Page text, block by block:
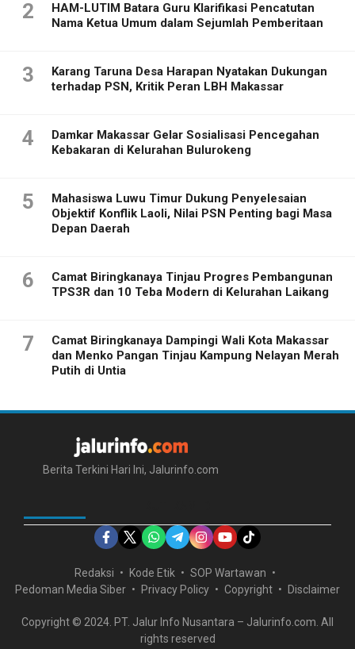
2
HAM-LUTIM Batara Guru Klarifikasi Pencatutan
Nama Ketua Umum dalam Sejumlah Pemberitaan
3
Karang Taruna Desa Harapan Nyatakan Dukungan
terhadap PSN, Kritik Peran LBH Makassar
4
Damkar Makassar Gelar Sosialisasi Pencegahan
Kebakaran di Kelurahan Bulurokeng
5
Mahasiswa Luwu Timur Dukung Penyelesaian
Objektif Konflik Laoli, Nilai PSN Penting bagi Masa
Depan Daerah
6
Camat Biringkanaya Tinjau Progres Pembangunan
TPS3R dan 10 Teba Modern di Kelurahan Laikang
7
Camat Biringkanaya Dampingi Wali Kota Makassar
dan Menko Pangan Tinjau Kampung Nelayan Merah
Putih di Untia
Berita Terkini Hari Ini, Jalurinfo.com
Redaksi Kode Etik
SOP Wartawan
Pedoman Media Siber
Privacy Policy Copyright Disclaimer
Copyright © 2024. PT. Jalur Info Nusantara – Jalurinfo.com. All
rights reserved